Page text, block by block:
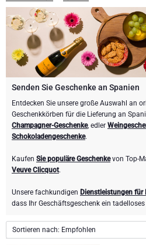
Champagner Geschenke
Exklusive Champagner-
Schicken Sie eine Flasche
Merk
Dom Perignon
Moet & Chandon
Pommery Champagner
Veuve Clicquot
WEIN
Weingeschenke
Schicken Sie eine Flasche
Sekt Geschenke
ANDERE GETRÄNKE
Schicken Sie eine Flasche
Sekt Geschenke
Alkohol-Geschenksets
Alkoholfreie Geschenke
SCHOKOLADE
Schokoladen Geschenke
Geschenke mit
Sweet Gifts
Neuhaus Schokoladen
GOURMET GESCHENKE
Lifestyle Geschenke
Atelier Rebul
Le Parfum de Nathalie
Atelier Rebul
Cartwright & Butler
PREIS
Budget-Geschenke
Senden Sie Geschenke an Spanien
Entdecken Sie unsere große Auswahl an
Geschenkkörben für die Lieferung an
Champagner-Geschenke, edler
Schokoladengeschenke.
Kaufen Sie populäre Geschenkevon Top-
Veuve Clicquot.
Unsere fachkundigen Dienstleistungen für
dass Ihr Geschäftsgeschenk ein
Sortieren nach: Empfohlen